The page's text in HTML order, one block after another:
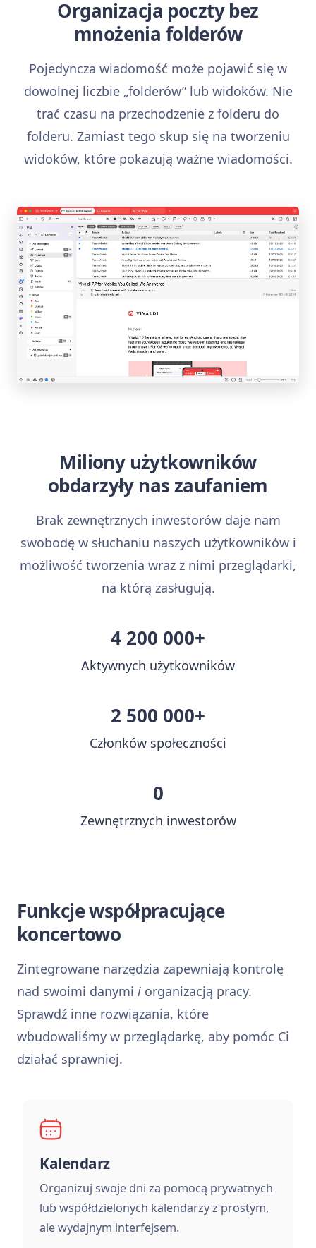
Organizacja poczty bez
mnożenia folderów
Pojedyncza wiadomość może pojawić się w
dowolnej liczbie „folderów” lub widoków. Nie
trać czasu na przechodzenie z folderu do
folderu. Zamiast tego skup się na tworzeniu
widoków, które pokazują ważne wiadomości.
Miliony użytkowników
obdarzyły nas zaufaniem
Brak zewnętrznych inwestorów daje nam
swobodę w słuchaniu naszych użytkowników i
możliwość tworzenia wraz z nimi przeglądarki,
na którą zasługują.
4 200 000+
Aktywnych użytkowników
2 500 000+
Członków społeczności
0
Zewnętrznych inwestorów
Funkcje współpracujące
koncertowo
Zintegrowane narzędzia zapewniają kontrolę
nad swoimi danymi i organizacją pracy.
Sprawdź inne rozwiązania, które
wbudowaliśmy w przeglądarkę, aby pomóc Ci
działać sprawniej.
Kalendarz
Organizuj swoje dni za pomocą prywatnych
lub współdzielonych kalendarzy z prostym,
ale wydajnym interfejsem.